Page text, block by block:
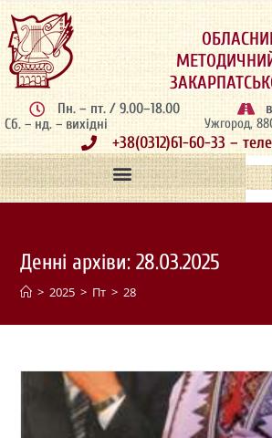
Пн. – пт. / 9.00–18.00
Сб. – нд. – вихідні
Ужгород,
+38(0312)61-60-33 –
Денні архіви: 28.03.2025
> 2025 > Пт > 28